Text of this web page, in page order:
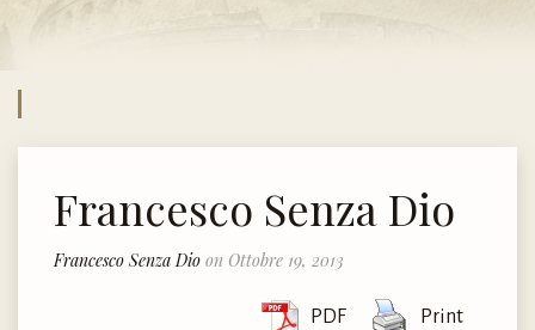
Francesco Senza Dio
Francesco Senza Dio on Ottobre 19, 2013
PDF Print